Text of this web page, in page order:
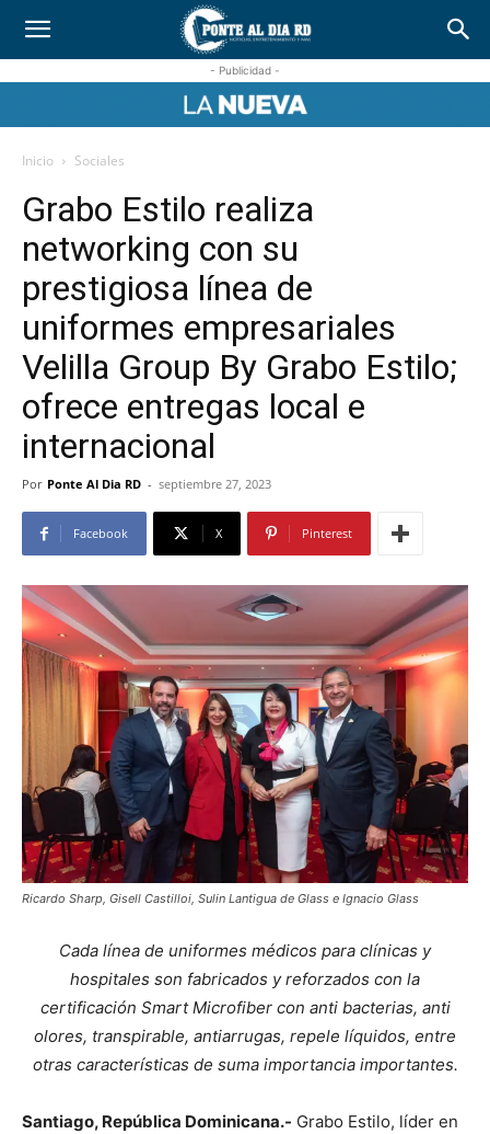
- Publicidad -
Inicio Sociales
Grabo Estilo realiza
networking con su
prestigiosa línea de
uniformes empresariales
Velilla Group By Grabo Estilo;
ofrece entregas local e
internacional
Por Ponte Al Dia RD - septiembre 27, 2023
Facebook X Pinterest
Ricardo Sharp, Gisell Castilloi, Sulin Lantigua de Glass e Ignacio Glass
Cada línea de uniformes médicos para clínicas y
hospitales son fabricados y reforzados con la
certificación Smart Microfiber con anti bacterias, anti
olores, transpirable, antiarrugas, repele líquidos, entre
otras características de suma importancia importantes.
Santiago, República Dominicana.- Grabo Estilo, líder en